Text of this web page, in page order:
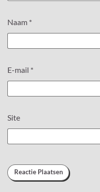
Naam *
E-mail *
Site